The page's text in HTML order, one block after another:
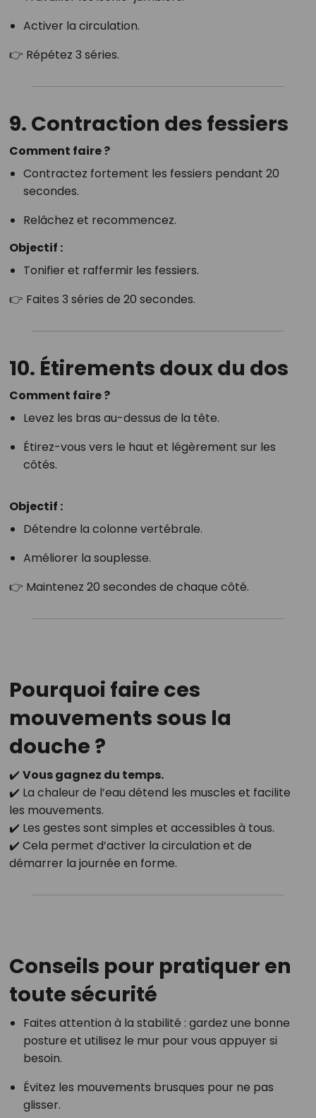
Activer la circulation.
👉 Répétez 3 séries.
9. Contraction des fessiers
Comment faire ?
Contractez fortement les fessiers pendant 20
secondes.
Relâchez et recommencez.
Objectif :
Tonifier et raffermir les fessiers.
👉 Faites 3 séries de 20 secondes.
10. Étirements doux du dos
Comment faire ?
Levez les bras au-dessus de la tête.
Étirez-vous vers le haut et légèrement sur les
côtés.
Objectif :
Détendre la colonne vertébrale.
Améliorer la souplesse.
👉 Maintenez 20 secondes de chaque côté.
Pourquoi faire ces
mouvements sous la
douche ?
✔️ Vous gagnez du temps.
✔️ La chaleur de l’eau détend les muscles et facilite
les mouvements.
✔️ Les gestes sont simples et accessibles à tous.
✔️ Cela permet d’activer la circulation et de
démarrer la journée en forme.
Conseils pour pratiquer en
toute sécurité
Faites attention à la stabilité : gardez une bonne
posture et utilisez le mur pour vous appuyer si
besoin.
Évitez les mouvements brusques pour ne pas
glisser.